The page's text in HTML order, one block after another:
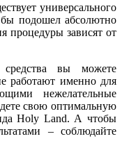
универсального
подошел абсолютно
процедуры зависят от
вы можете
работают именно для
нежелательные
свою оптимальную
Holy Land. А чтобы
– соблюдайте